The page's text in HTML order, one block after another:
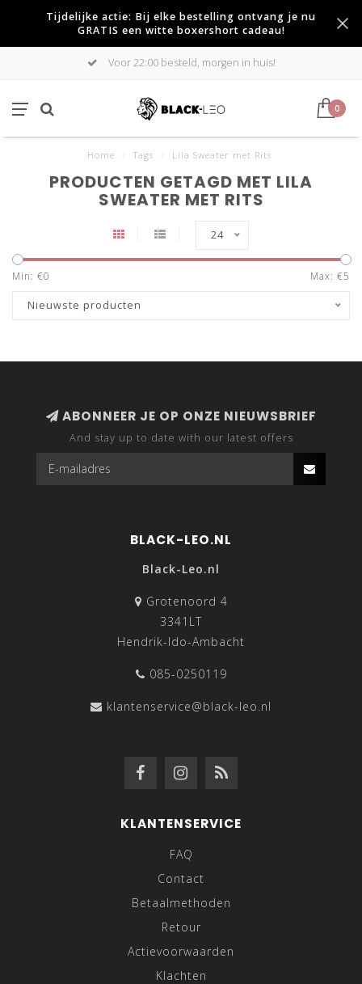
Tijdelijke actie: Bij elke bestelling ontvang je nu
GRATIS een witte boxershort cadeau!
Voor 22:00 besteld, morgen in huis!
0
Home Tags Lila Sweater met Rits
PRODUCTEN GETAGD MET LILA
SWEATER MET RITS
24
Min: €0 Max: €5
Nieuwste producten
ABONNEER JE OP ONZE NIEUWSBRIEF
And stay up to date with our latest offers
BLACK-LEO.NL
Black-Leo.nl
Grotenoord 4
3341LT
Hendrik-Ido-Ambacht
085-0250119
klantenservice@black-leo.nl
KLANTENSERVICE
FAQ
Contact
Betaalmethoden
Retour
Actievoorwaarden
Klachten